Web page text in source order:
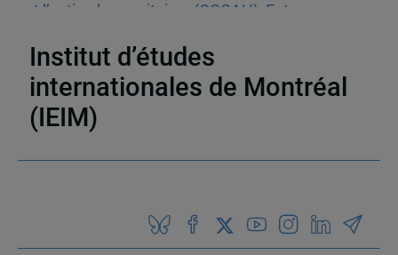
et l’action humanitaires (OCCAH) Entrevues
Institut d’études
internationales de Montréal
(IEIM)